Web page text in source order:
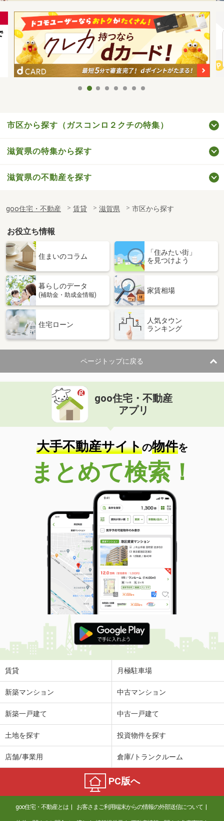
市区から探す（ガスコンロ２クチの特集）
滋賀県の特集から探す
滋賀県の不動産を探す
goo住宅・不動産 賃貸 滋賀県 市区から探す
お役立ち情報
住まいのコラム
「住みたい街」
を見つけよう
暮らしのデータ
(補助金・助成金情報)
家賃相場
住宅ローン
人気タウン
ランキング
ページトップに戻る
goo住宅・不動産
アプリ
大手不動産サイトの物件を
まとめて検索！
賃貸 月極駐車場
新築マンション 中古マンション
新築一戸建て 中古一戸建て
土地を探す 投資物件を探す
店舗/事業用 倉庫/トランクルーム
PC版へ
goo住宅・不動産とは お客さまご利用端末からの情報の外部送信について